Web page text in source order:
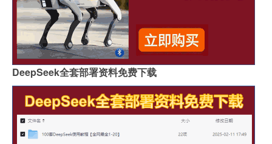
DeepSeek全套部署资料免费下载